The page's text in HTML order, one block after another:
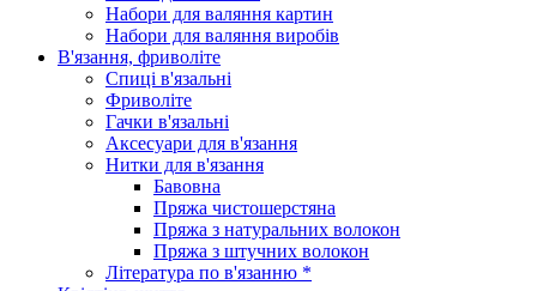
Набори для валяння картин
Набори для валяння виробів
В'язання, фриволіте
Спиці в'язальні
Фриволіте
Гачки в'язальні
Аксесуари для в'язання
Нитки для в'язання
Бавовна
Пряжа чистошерстяна
Пряжа з натуральних волокон
Пряжа з штучних волокон
Література по в'язанню *